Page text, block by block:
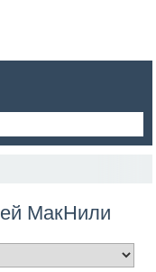
МакНили